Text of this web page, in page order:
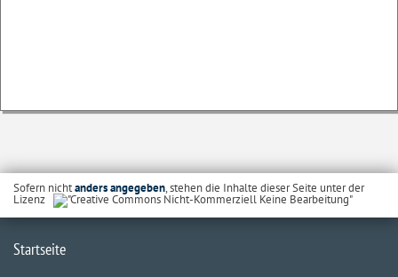
Sofern nichtanders angegeben, stehen die Inhalte dieser Seite unter der
Lizenz
Startseite